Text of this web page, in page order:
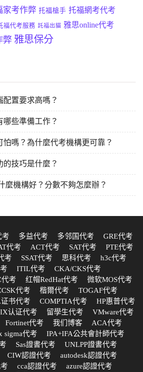
家考作弊 托福槍手 托福網考代考
福代考服務 託福出貓 雅思online代考
弊 雅思保分
置要求高嗎？
些準備工作？
嗎？為什麼代考機構更可靠？
技巧是什麼？
麼機構好？分數不夠怎麼辦？
考 多益代考 多邻国代考
GRE代考
代考 ACT代考 SAT代考
PTE代考
考 SSAT代考 思科代考
h3c代考
ITIL代考
CKA/CKS代考
代考
红帽RedHat代考
微软MOS代考
代考 楷爾代考
TOGAF代考
书代考 COMPTIA代考
HP惠普代考
认证代考 留學生代考
VMware代考
Fortinet代考 我们博客
ACA代考
sigma代考
IPA+IFA公共會計師代考
Sas證書代考
UNLPP證書代考
CIW認證代考
autodesk認證代考
cca認證代考
azure認證代考